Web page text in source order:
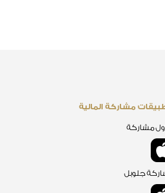
مشاركة المالية
مشاركة
جلوبل